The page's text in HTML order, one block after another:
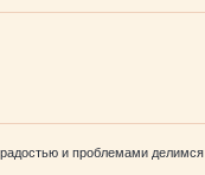
и проблемами делимся